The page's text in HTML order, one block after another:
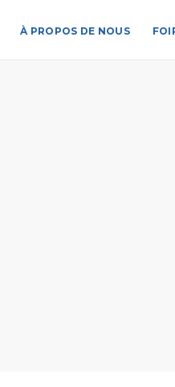
À PROPOS DE NOUS